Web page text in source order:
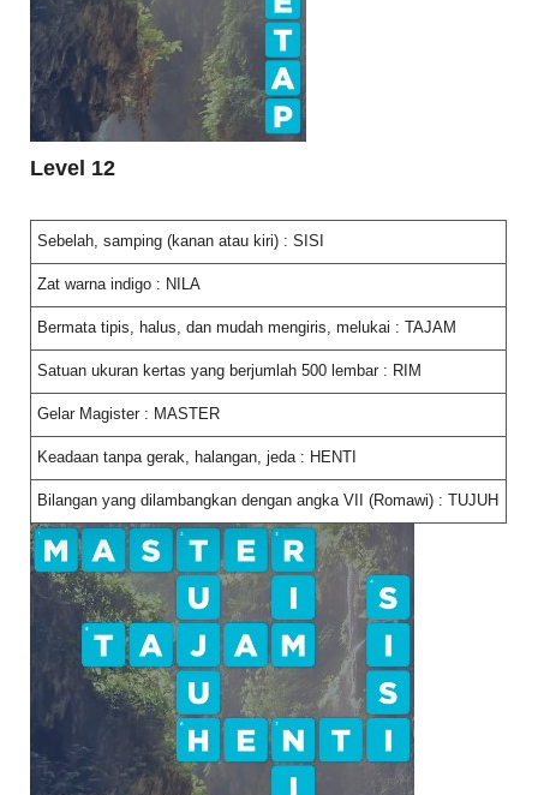
Level 12
Sebelah, samping (kanan atau kiri) : SISI
Zat warna indigo : NILA
Bermata tipis, halus, dan mudah mengiris, melukai : TAJAM
Satuan ukuran kertas yang berjumlah 500 lembar : RIM
Gelar Magister : MASTER
Keadaan tanpa gerak, halangan, jeda : HENTI
Bilangan yang dilambangkan dengan angka VII (Romawi) : TUJUH